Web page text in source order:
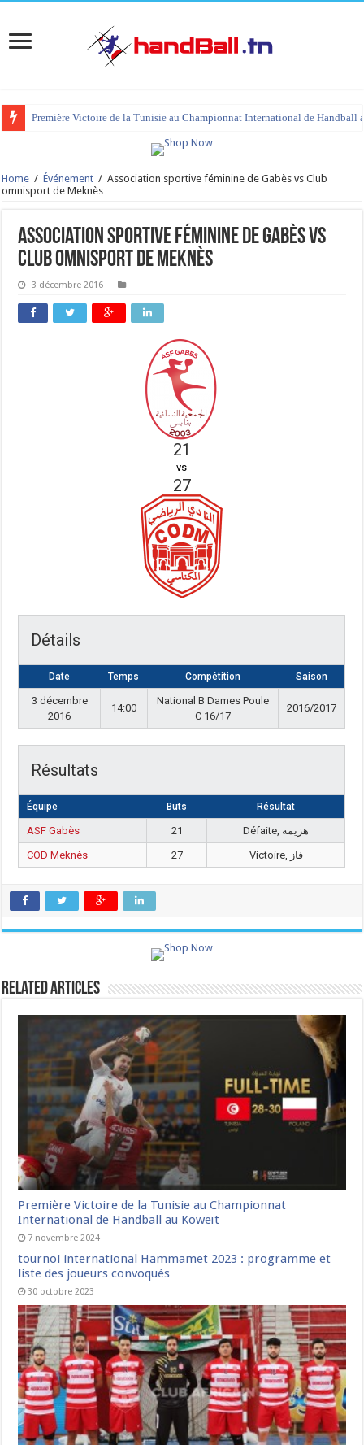
Première Victoire de la Tunisie au Championnat International de Handball
Home / Événement / Association sportive féminine de Gabès vs Club
omnisport de Meknès
Association sportive féminine de Gabès vs
Club omnisport de Meknès
3 décembre 2016
21
vs
27
Détails
Date Temps Compétition Saison
3 décembre
2016
14:00
National B Dames Poule
C 16/17
2016/2017
Résultats
Équipe Buts Résultat
ASF Gabès 21
Défaite, هزيمة
COD Meknès
27 Victoire, فاز
Related Articles
Première Victoire de la Tunisie au Championnat
International de Handball au Koweït
7 novembre 2024
tournoi international Hammamet 2023 : programme et
liste des joueurs convoqués
30 octobre 2023